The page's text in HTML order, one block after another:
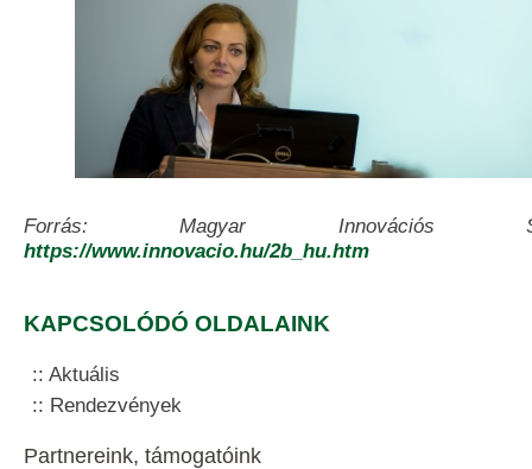
Forrás: Magyar Innovációs
https://www.innovacio.hu/2b_hu.htm
KAPCSOLÓDÓ OLDALAINK
Aktuális
Rendezvények
Partnereink, támogatóink